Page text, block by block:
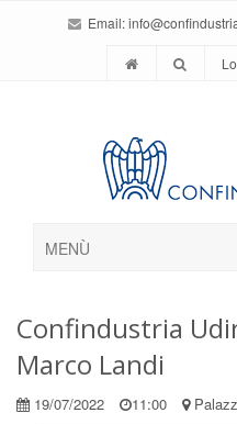
Email:
MENÙ
Confindustria
Marco Landi
19/07/2022 11:00